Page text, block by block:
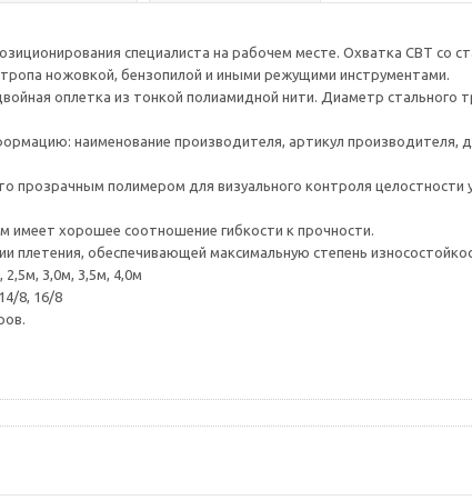
специалиста на рабочем месте. Охватка СВТ со
ножовкой, бензопилой и иными режущими инструментами.
оплетка из тонкой полиамидной нити. Диаметр
наименование производителя, артикул производителя,
прозрачным полимером для визуального контроля целостности
имеет хорошее соотношение гибкости к прочности.
плетения, обеспечивающей максимальную степень
3,0м, 3,5м, 4,0м
8, 16/8